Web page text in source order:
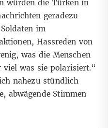
würden die Türken in
geradezu
im
Hassreden von
was die Menschen
viel was sie polarisiert.“
nahezu stündlich
abwägende Stimmen